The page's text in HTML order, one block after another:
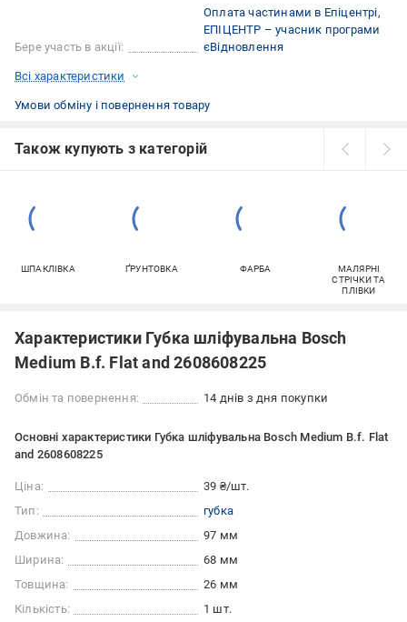
Бере участь в акції:
Оплата частинами в Епіцентрі
ЕПІЦЕНТР – учасник програми
єВідновлення
Всі характеристики
Умови обміну і повернення товару
Також купують з категорій
ШПАКЛІВКА ҐРУНТОВКА ФАРБА
МАЛЯРНІ
СТРІЧКИ ТА
ПЛІВКИ
Характеристики Губка шліфувальна Bosch
Medium B.f. Flat and 2608608225
Обмін та повернення: 14 днів з дня покупки
Основні характеристики Губка шліфувальна Bosch Medium B.f. Flat
and 2608608225
Ціна:
39 ₴/шт.
Тип:
губка
Довжина:
97 мм
Ширина:
68 мм
Товщина:
26 мм
Кількість:
1 шт.